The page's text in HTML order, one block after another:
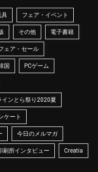
具 フェア・イベント
その他 電子書籍
ェア・セール
国 PCゲーム
インとら祭り2020夏
ケート
今日のメルマガ
刷所インタビュー Creatia